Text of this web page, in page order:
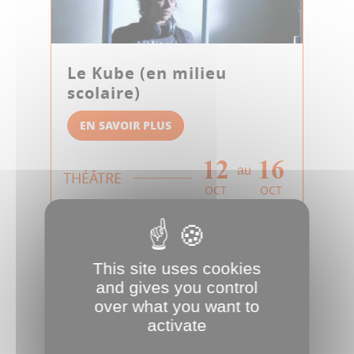
Le Kube (en milieu
scolaire)
EN SAVOIR PLUS
THÉÂTRE 12
OCT
au 16
OCT
This site uses cookies
and gives you control
over what you want to
activate